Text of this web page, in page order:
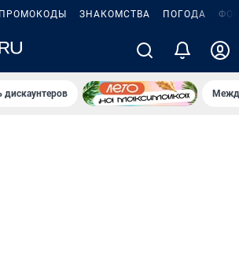
ПРОМОКОДЫ ЗНАКОМСТВА ПОГОДА
дискаунтеров